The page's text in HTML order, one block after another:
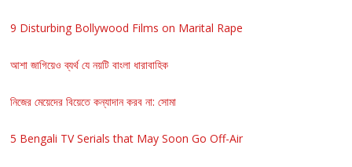
9 Disturbing Bollywood Films on Marital Rape
আশা জাগিয়েও ব্যর্থ যে নয়টি বাংলা ধারাবাহিক
নিজের মেয়েদের বিয়েতে কন্যাদান করব না: সোমা
5 Bengali TV Serials that May Soon Go Off-Air